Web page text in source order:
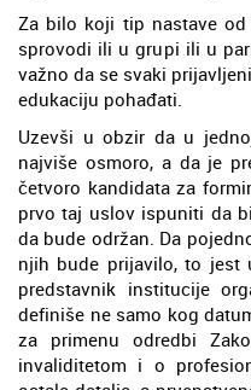
Za bilo koji tip nastave
sprovodi ili u grupi ili u
važno da se svaki
edukaciju pohađati.
Uzevši u obzir da u
najviše osmoro, a da je
četvoro kandidata za
prvo taj uslov ispuniti da
da bude održan. Da
njih bude prijavilo, to jest
predstavnik institucije
definiše ne samo kog
za primenu odredbi
invaliditetom i o